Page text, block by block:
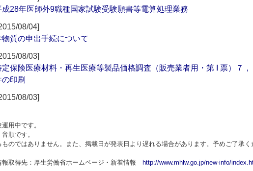
28年医師外9職種国家試験受験願書等電算処理業務
08/04]
質の申出手続について
08/03]
保険医療材料・再生医療等製品価格調査（販売業者用・第 I 票）７，
印刷
08/03]
用中です。
順です。
ものではありません。また、掲載日が発表日より遅れる場合があります。予めご了承く
報取得先：厚生労働省ホームページ・新着情報
http://www.mhlw.go.jp/new-info/